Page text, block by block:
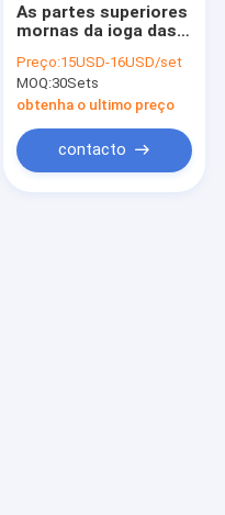
As partes superiores
mornas da ioga das
cor-de-rosa de S-5XL
engrossaram o
Hoodie dos esportes
exteriores
Preço:15USD-16USD/set
MOQ:30Sets
obtenha o ultimo preço
contacto